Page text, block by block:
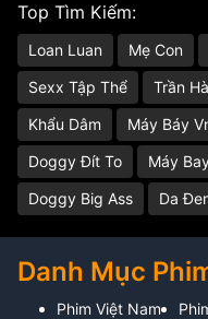
Top Tìm Kiếm:
Loan Luan Mẹ Con
Sexx Tập Thể
Trần
Khẩu Dâm
Máy Báy
Doggy Đít To
Máy
Doggy Big Ass
Da
Danh Mục
Phim Việt Nam